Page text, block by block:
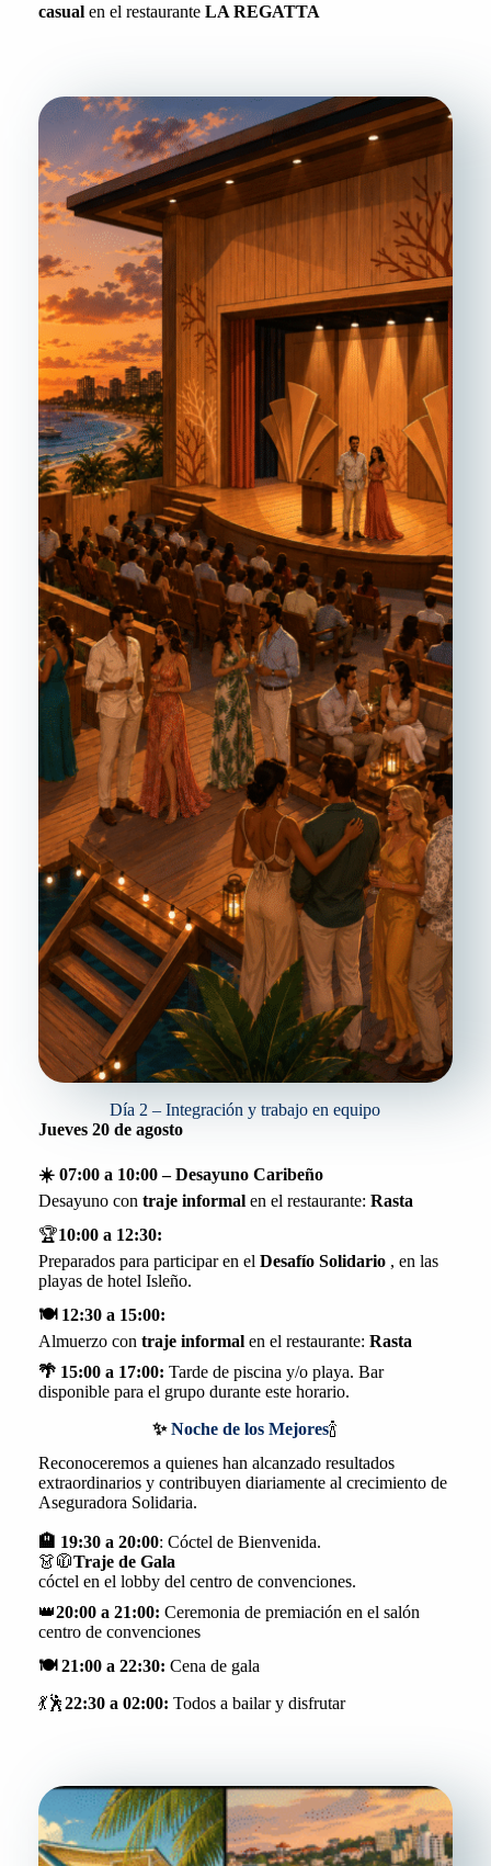
casualen el restaurante LA REGATTA
Día 2 – Integración y trabajo en equipo
Jueves 20 de agosto
☀️ 07:00 a 10:00 – Desayuno Caribeño
Desayuno con traje informalen el restaurante: Rasta
🏆10:00 a 12:30:
Preparados para participar en el Desafío Solidario, en las
playas de hotel Isleño.
🍽️ 12:30 a 15:00:
Almuerzo con traje informalen el restaurante: Rasta
🌴 15:00 a 17:00: Tarde de piscina y/o playa. Bar
disponible para el grupo durante este horario.
✨Noche de los Mejores🍾
Reconoceremos a quienes han alcanzado resultados
extraordinarios y contribuyen diariamente al crecimiento de
Aseguradora Solidaria.
🏨 19:30 a 20:00: Cóctel de Bienvenida.
👗🧥Traje de Gala
cóctel en el lobby del centro de convenciones.
👑20:00 a 21:00: Ceremonia de premiación en el salón
centro de convenciones
🍽️ 21:00 a 22:30: Cena de gala
💃🕺22:30 a 02:00: Todos a bailar y disfrutar